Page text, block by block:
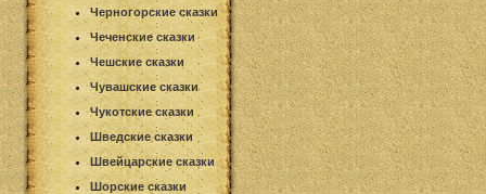
Черногорские сказки
Чеченские сказки
Чешские сказки
Чувашские сказки
Чукотские сказки
Шведские сказки
Швейцарские сказки
Шорские сказки